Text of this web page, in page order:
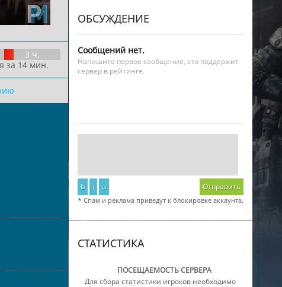
3 ч.
за 14 мин.
ОБСУЖДЕНИЕ
Сообщений нет.
Напишите первое сообщение, это поддержит
сервер в рейтинге.
b i u Отправить
* Спам и реклама приведут к блокировке аккаунта.
СТАТИСТИКА
ПОСЕЩАЕМОСТЬ СЕРВЕРА
Для сбора статистики игроков необходимо